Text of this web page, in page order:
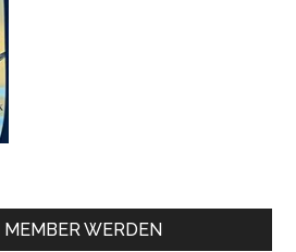
MEMBER WERDEN